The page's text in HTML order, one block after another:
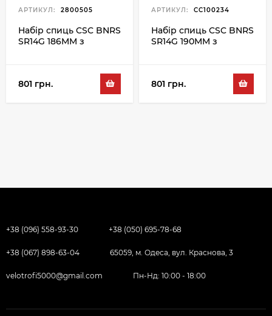
АРТИКУЛ: 2800505
Набір спиць CSC BNRS
SR14G 186MM з
801 грн.
АРТИКУЛ: CC100234
Набір спиць CSC BNRS
SR14G 190MM з
801 грн.
+38 (096) 558-93-30 +38 (050) 695-78-68
+38 (067) 898-63-04 65059, м. Одеса, вул. Краснова, 3
velotrofi5000@gmail.com Пн-Нд: 10:00 - 18:00